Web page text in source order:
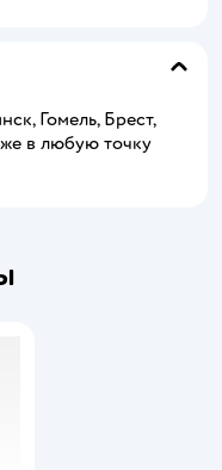
Гомель, Брест,
в любую точку